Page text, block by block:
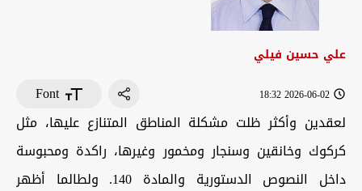
علي حسين فيلي
2026-06-02 18:32
Font
لعقدين وأكثر ظلت مشكلة المناطق المتنازع عليها، مثل
كركوك وخانقين وسنجار ومخمور وغيرها، راكدة ومحبوسة
داخل النصوص الدستورية والمادة 140. ولطالما أظهر